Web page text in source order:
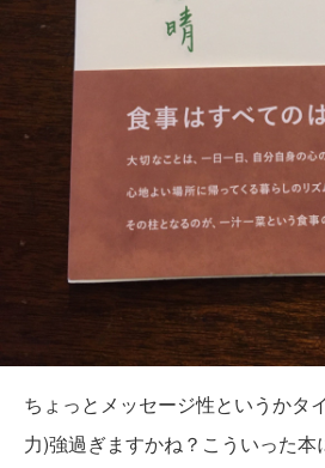
ちょっとメッセージ性というかタ
力)強過ぎますかね？ こういった本